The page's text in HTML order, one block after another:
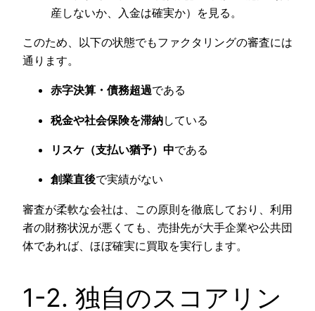
産しないか、入金は確実か）を見る。
このため、以下の状態でもファクタリングの審査には
通ります。
赤字決算・債務超過である
税金や社会保険を滞納している
リスケ（支払い猶予）中である
創業直後で実績がない
審査が柔軟な会社は、この原則を徹底しており、利用
者の財務状況が悪くても、売掛先が大手企業や公共団
体であれば、ほぼ確実に買取を実行します。
1-2. 独自のスコアリン